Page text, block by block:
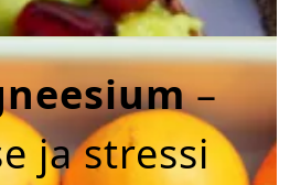
–
ja stressi